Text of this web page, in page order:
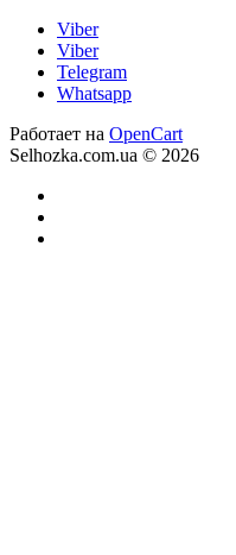
Viber
Viber
Telegram
Whatsapp
Работает на OpenCart
Selhozka.com.ua © 2026